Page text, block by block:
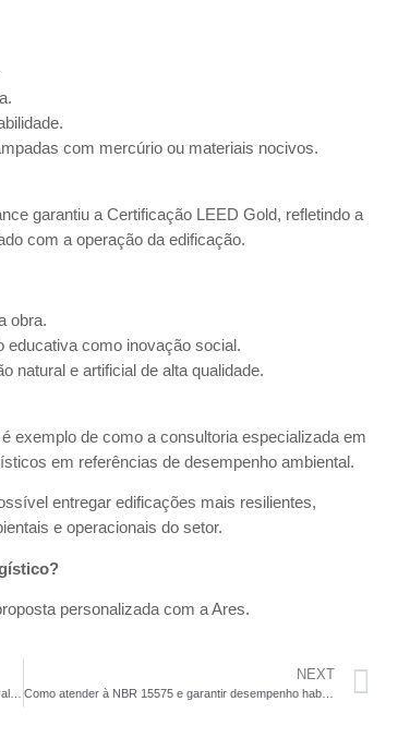
com mercúrio ou materiais nocivos.
garantiu a Certificação LEED Gold, refletindo a
com a operação da edificação.
obra.
educativa como inovação social.
natural e artificial de alta qualidade.
exemplo de como a consultoria especializada em
em referências de desempenho ambiental.
entregar edificações mais resilientes,
e operacionais do setor.
personalizada com a Ares.
NEXT
Como atender à NBR 15575 e garantir desempenho habitacional?